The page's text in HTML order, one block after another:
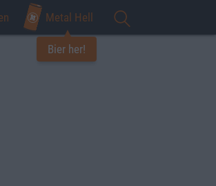
Metal Hell
Bier her!